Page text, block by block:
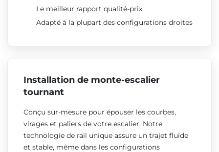
Le meilleur rapport qualité-prix
Adapté à la plupart des configurations droites
Installation de monte-escalier
tournant
Conçu sur-mesure pour épouser les courbes,
virages et paliers de votre escalier. Notre
technologie de rail unique assure un trajet fluide
et stable, même dans les configurations